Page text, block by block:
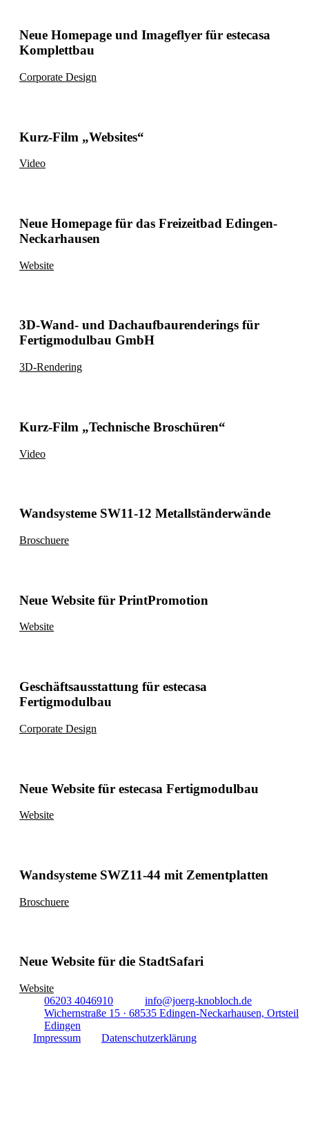
Neue Homepage und Imageflyer für estecasa
Komplettbau
Corporate Design
Kurz-Film „Websites“
Video
Neue Homepage für das Freizeitbad Edingen-
Neckarhausen
Website
3D-Wand- und Dachaufbaurenderings für
Fertigmodulbau GmbH
3D-Rendering
Kurz-Film „Technische Broschüren“
Video
Wandsysteme SW11-12 Metallständerwände
Broschuere
Neue Website für PrintPromotion
Website
Geschäftsausstattung für estecasa
Fertigmodulbau
Corporate Design
Neue Website für estecasa Fertigmodulbau
Website
Wandsysteme SWZ11-44 mit Zementplatten
Broschuere
Neue Website für die StadtSafari
Website
06203 4046910
info@joerg-knobloch.de
Wichernstraße 15 · 68535 Edingen-Neckarhausen, Ortsteil
Edingen
Impressum
Datenschutzerklärung